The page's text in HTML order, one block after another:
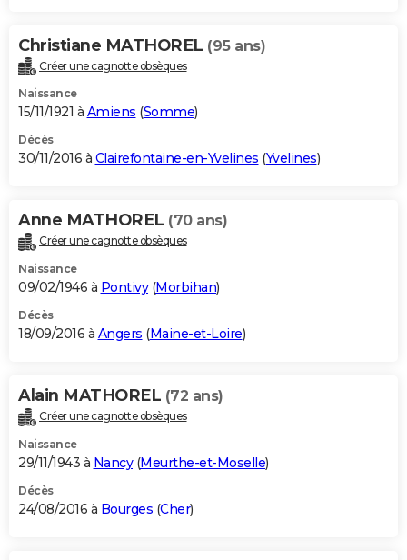
Christiane MATHOREL (95 ans)
Créer une cagnotte obsèques
Naissance
15/11/1921 à Amiens (Somme)
Décès
30/11/2016 à Clairefontaine-en-Yvelines (Yvelines)
Anne MATHOREL (70 ans)
Créer une cagnotte obsèques
Naissance
09/02/1946 à Pontivy(Morbihan)
Décès
18/09/2016 à Angers (Maine-et-Loire)
Alain MATHOREL (72 ans)
Créer une cagnotte obsèques
Naissance
29/11/1943 à Nancy(Meurthe-et-Moselle)
Décès
24/08/2016 à Bourges (Cher)